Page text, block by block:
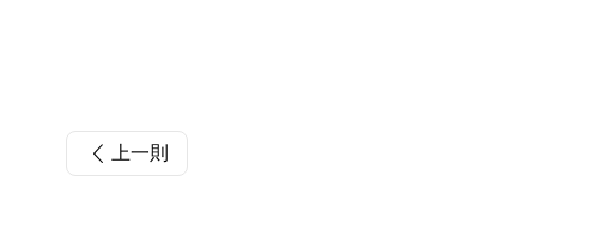
上一則